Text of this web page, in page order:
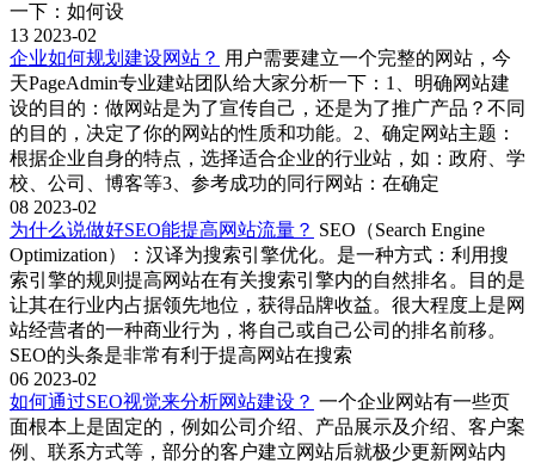
一下：如何设
13 2023-02
企业如何规划建设网站？ 用户需要建立一个完整的网站，今
天PageAdmin专业建站团队给大家分析一下：1、明确网站建
设的目的：做网站是为了宣传自己，还是为了推广产品？不同
的目的，决定了你的网站的性质和功能。2、确定网站主题：
根据企业自身的特点，选择适合企业的行业站，如：政府、学
校、公司、博客等3、参考成功的同行网站：在确定
08 2023-02
为什么说做好SEO能提高网站流量？ SEO（Search Engine
Optimization）：汉译为搜索引擎优化。是一种方式：利用搜
索引擎的规则提高网站在有关搜索引擎内的自然排名。目的是
让其在行业内占据领先地位，获得品牌收益。很大程度上是网
站经营者的一种商业行为，将自己或自己公司的排名前移。
SEO的头条是非常有利于提高网站在搜索
06 2023-02
如何通过SEO视觉来分析网站建设？ 一个企业网站有一些页
面根本上是固定的，例如公司介绍、产品展示及介绍、客户案
例、联系方式等，部分的客户建立网站后就极少更新网站内